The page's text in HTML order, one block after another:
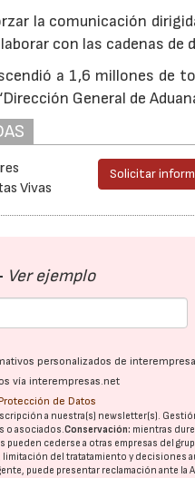
la comunicación
con las cadenas
a 1,6 millones de
General de
Vivas
Solicitar
Ver ejemplo
personalizados de
vía interempresas.net
de Datos
a nuestra(s) newsletter(s).
o asociados.Conservación: mientras
pueden cederse a otras empresas del
del tratatamiento y decisiones
puede presentar reclamación ante la